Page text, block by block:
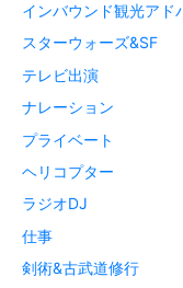
インバウンド観光アド
スターウォーズ&SF
テレビ出演
ナレーション
プライベート
ヘリコプター
ラジオDJ
仕事
剣術&古武道修行